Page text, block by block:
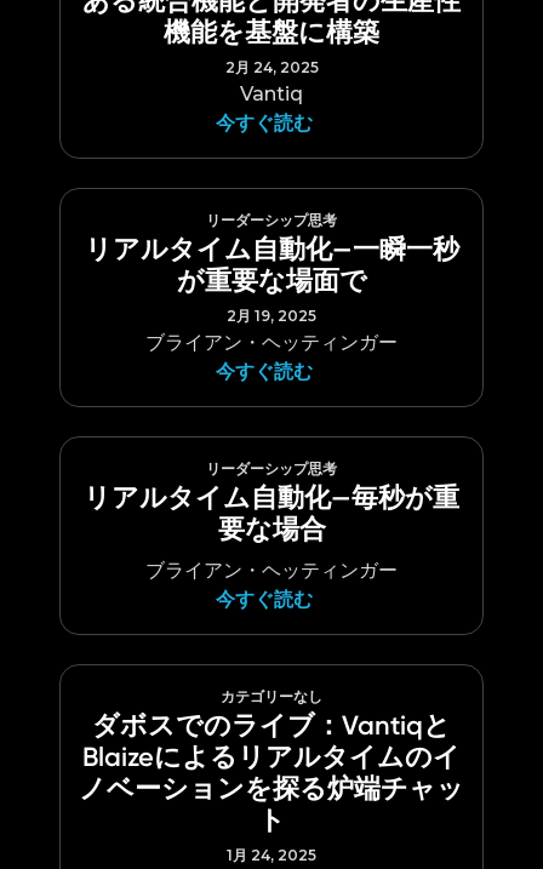
機能を基盤に構築
2月 24, 2025
Vantiq
今すぐ読む
リーダーシップ思考
リアルタイム自動化—一瞬一秒
が重要な場面で
2月 19, 2025
ブライアン・ヘッティンガー
今すぐ読む
リーダーシップ思考
リアルタイム自動化—毎秒が重
要な場合
ブライアン・ヘッティンガー
今すぐ読む
カテゴリーなし
ダボスでのライブ：Vantiqと
Blaizeによるリアルタイムのイ
ノベーションを探る炉端チャッ
ト
1月 24, 2025